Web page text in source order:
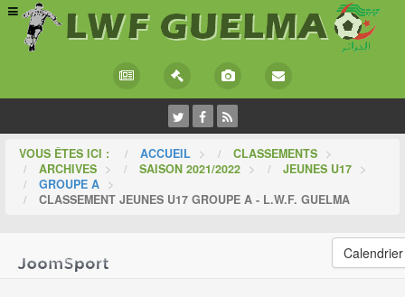
VOUS ÊTES ICI : ACCUEIL > CLASSEMENTS >
ARCHIVES > SAISON 2021/2022 > JEUNES U17 >
GROUPE A >
CLASSEMENT JEUNES U17 GROUPE A - L.W.F. GUELMA
Calendrier